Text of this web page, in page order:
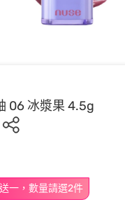
06 冰漿果 4.5g
一，數量請選2件